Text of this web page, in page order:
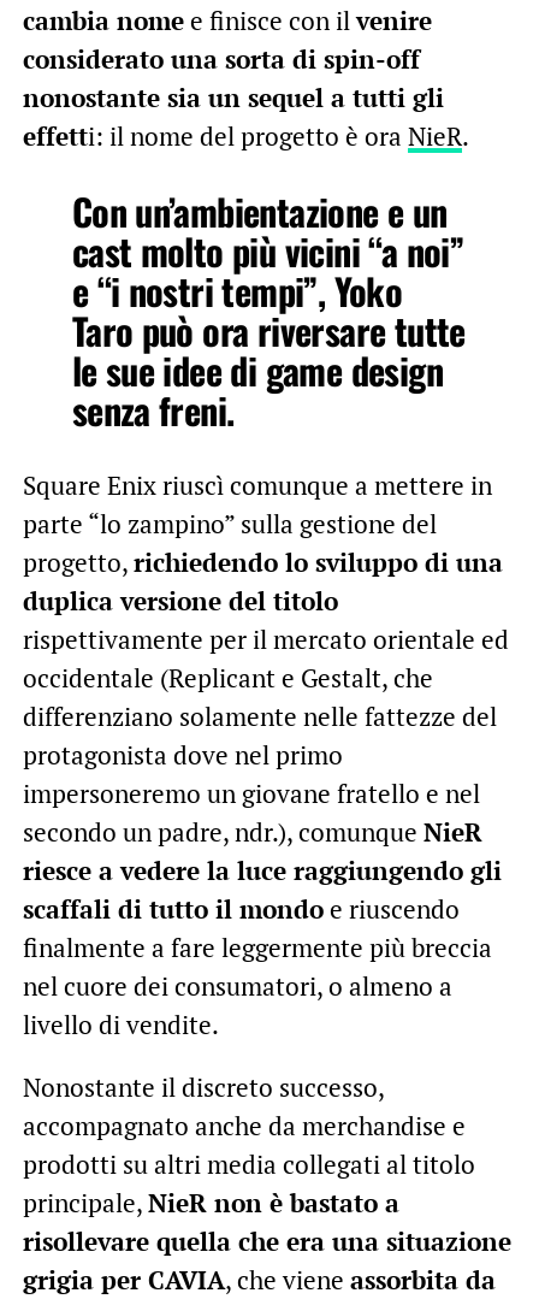
cambia nomee finisce con ilvenire
considerato una sorta di spin-off
nonostante sia un sequel a tutti gli
effetti: il nome del progetto è ora NieR.
Con un’ambientazione e un
cast molto più vicini “a noi”
e “i nostri tempi”, Yoko
Taro può ora riversare tutte
le sue idee di game design
senza freni.
Square Enix riuscì comunque a mettere in
parte “lo zampino” sulla gestione del
progetto,richiedendo lo sviluppo di una
duplica versione del titolo
rispettivamente per il mercato orientale ed
occidentale (Replicant e Gestalt, che
differenziano solamente nelle fattezze del
protagonista dove nel primo
impersoneremo un giovane fratello e nel
secondo un padre, ndr.), comunque NieR
riesce a vedere la luce raggiungendo gli
scaffali di tutto il mondoe riuscendo
finalmente a fare leggermente più breccia
nel cuore dei consumatori, o almeno a
livello di vendite.
Nonostante il discreto successo,
accompagnato anche da merchandise e
prodotti su altri media collegati al titolo
principale,NieR non è bastato a
risollevare quella che era una situazione
grigia per CAVIA, che viene assorbita da